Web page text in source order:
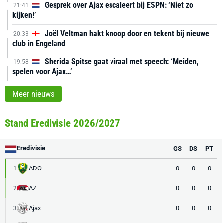
21:41
Gesprek over Ajax escaleert bij ESPN: ‘Niet zo
kijken!’
20:33
Joël Veltman hakt knoop door en tekent bij nieuwe
club in Engeland
19:58
Sherida Spitse gaat viraal met speech: ‘Meiden,
spelen voor Ajax…’
Meer nieuws
Stand Eredivisie 2026/2027
Eredivisie GS DS PT
1 ADO 0 0 0
2 AZ 0 0 0
3 Ajax 0 0 0